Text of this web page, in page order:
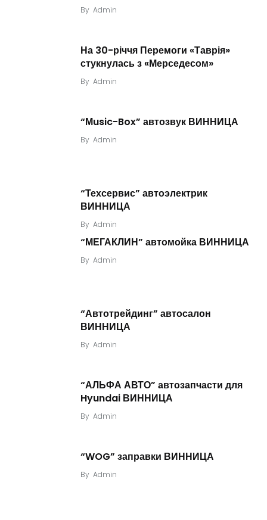
By Admin
На 30-річчя Перемоги «Таврія»
стукнулась з «Мерседесом»
By Admin
“Мusic-Box” автозвук ВИННИЦА
By Admin
“Техсервис” автоэлектрик
ВИННИЦА
By Admin
“МЕГАКЛИН” автомойка ВИННИЦА
By Admin
“Автотрейдинг” автосалон
ВИННИЦА
By Admin
“АЛЬФА АВТО” автозапчасти для
Hyundai ВИННИЦА
By Admin
“WOG” заправки ВИННИЦА
By Admin